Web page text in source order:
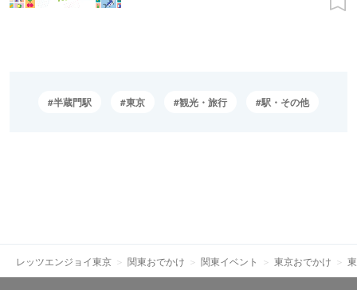
半蔵門駅 東京 観光・旅行 駅・その他
レッツエンジョイ東京 関東おでかけ 関東イベント 東京おでかけ